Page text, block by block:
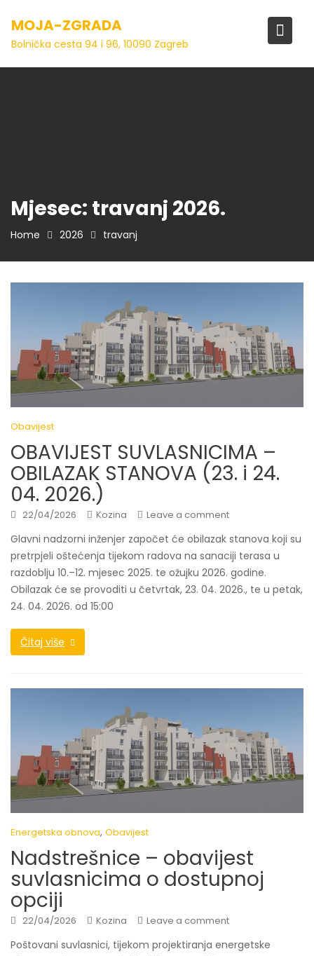
content
MOJA-ZGRADA
Bolnička cesta 94 i 96, 10090 Zagreb
Mjesec: travanj 2026.
Home 2026 travanj
Obavijest
OBAVIJEST SUVLASNICIMA –
OBILAZAK STANOVA (23. i 24.
04. 2026.)
22/04/2026 Kozina Leave a comment
Glavni nadzorni inženjer započet će obilazak stanova koji su
pretrpjeli oštećenja tijekom radova na sanaciji terasa u
razdoblju 10.–12. mjesec 2025. te ožujku 2026. godine.
Obilazak će se provoditi u četvrtak, 23. 04. 2026., te u petak,
24. 04. 2026. od 15:00
Čitaj više
Energetska obnova, Obavijest
Nadstrešnice – obavijest
suvlasnicima o dostupnoj
opciji
22/04/2026 Kozina Leave a comment
Poštovani suvlasnici, tijekom projektiranja energetske